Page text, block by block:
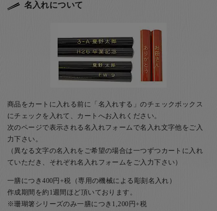
名入れについて
商品をカートに入れる前に「名入れする」のチェックボックス
にチェックを入れて、カートへお入れください。
次のページで表示される名入れフォームで名入れ文字他をご入
力下さい。
（異なる文字の名入れをご希望の場合は一つずつカートに入れ
ていただき、それぞれ名入れフォームをご入力下さい）
一膳につき400円+税（専用の機械による彫刻名入れ）
作成期間を約1週間ほど頂いております。
※珊瑚箸シリーズのみ一膳につき1,200円+税